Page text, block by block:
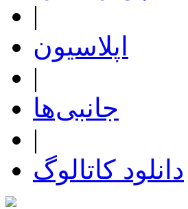
|
اپلاسیون
|
جانبی‌ها
|
دانلود کاتالوگ